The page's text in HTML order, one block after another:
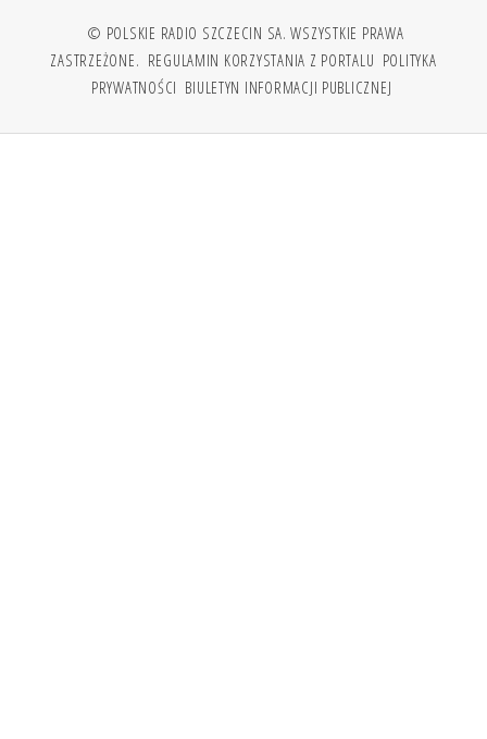
© POLSKIE RADIO SZCZECIN SA. WSZYSTKIE PRAWA
ZASTRZEŻONE. REGULAMIN KORZYSTANIA Z PORTALU POLITYKA
PRYWATNOŚCI BIULETYN INFORMACJI PUBLICZNEJ